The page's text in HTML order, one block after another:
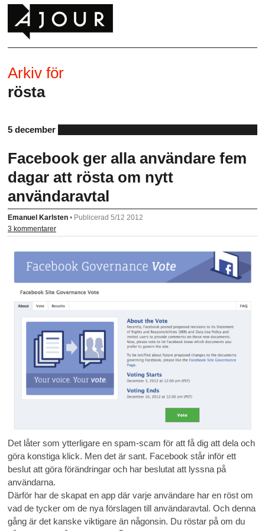
Arkiv för
rösta
5 december
Facebook ger alla användare fem
dagar att rösta om nytt
användaravtal
Emanuel Karlsten • Publicerad 5/12 2012
3 kommentarer
Det låter som ytterligare en spam-scam för att få dig att dela och
göra konstiga klick. Men det är sant. Facebook står inför ett
beslut att göra förändringar och har beslutat att lyssna på
användarna.
Därför har de skapat en app där varje användare har en röst om
vad de tycker om de nya förslagen till användaravtal. Och denna
gång är det kanske viktigare än någonsin. Du röstar på om du